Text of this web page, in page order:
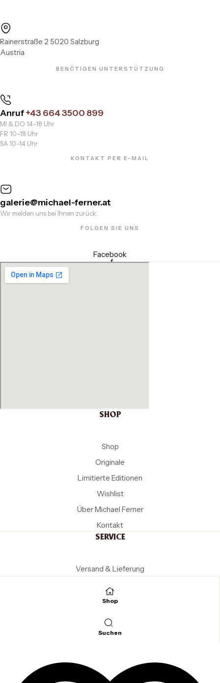
Shop
Suchen
Rainerstraße 2 5020 Salzburg
Austria
BENÖTIGEN UNTERSTÜTZUNG
Anruf+43 664 3500 899
MI & DO 14–18 Uhr
FR 10–18 Uhr
SA 10–14 Uhr
KONTAKT PER E-MAIL
galerie@michael-ferner.at
Wir melden uns bei Ihnen zurück.
FOLGEN SIE UNS
Facebook
-f
SHOP
Shop
Originale
Limitierte Editionen
Wishlist
Über Michael Ferner
Kontakt
SERVICE
Versand & Lieferung
Widerruf
RECHTLICHES
Datenschutz